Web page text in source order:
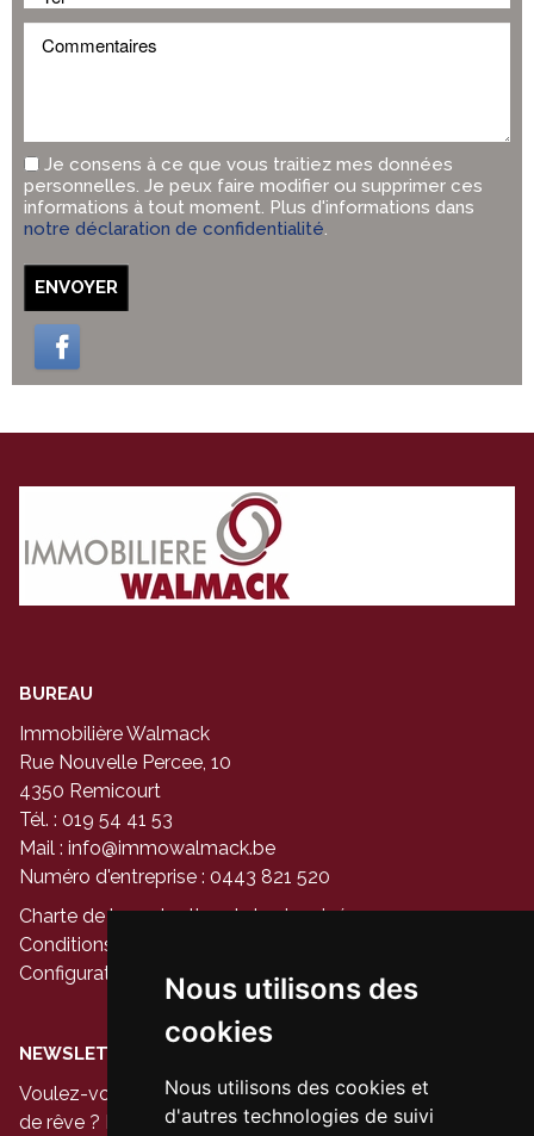
Nous utilisons des
cookies
Nous utilisons des cookies et
d'autres technologies de suivi
Je consens à ce que vous traitiez mes données
personnelles. Je peux faire modifier ou supprimer ces
informations à tout moment. Plus d'informations dans
notre déclaration de confidentialité.
ENVOYER
BUREAU
Immobilière Walmack
Rue Nouvelle Percee, 10
4350 Remicourt
Tél. : 019 54 41 53
Mail : info@immowalmack.be
Numéro d'entreprise : 0443 821 520
Charte de la protection de la vie privée
Conditions générales d'utilisation du site
Configuration des cookies
NEWSLETTER
Voulez-vous être le premier à voir les nouvelles maisons
de rêve ? Inscrivez-vous à notre newsletter aujourd'hui.